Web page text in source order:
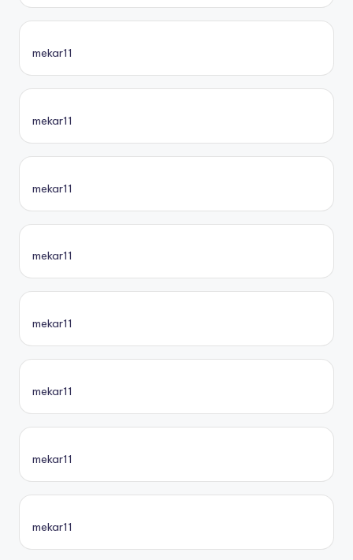
mekar11
mekar11
mekar11
mekar11
mekar11
mekar11
mekar11
mekar11